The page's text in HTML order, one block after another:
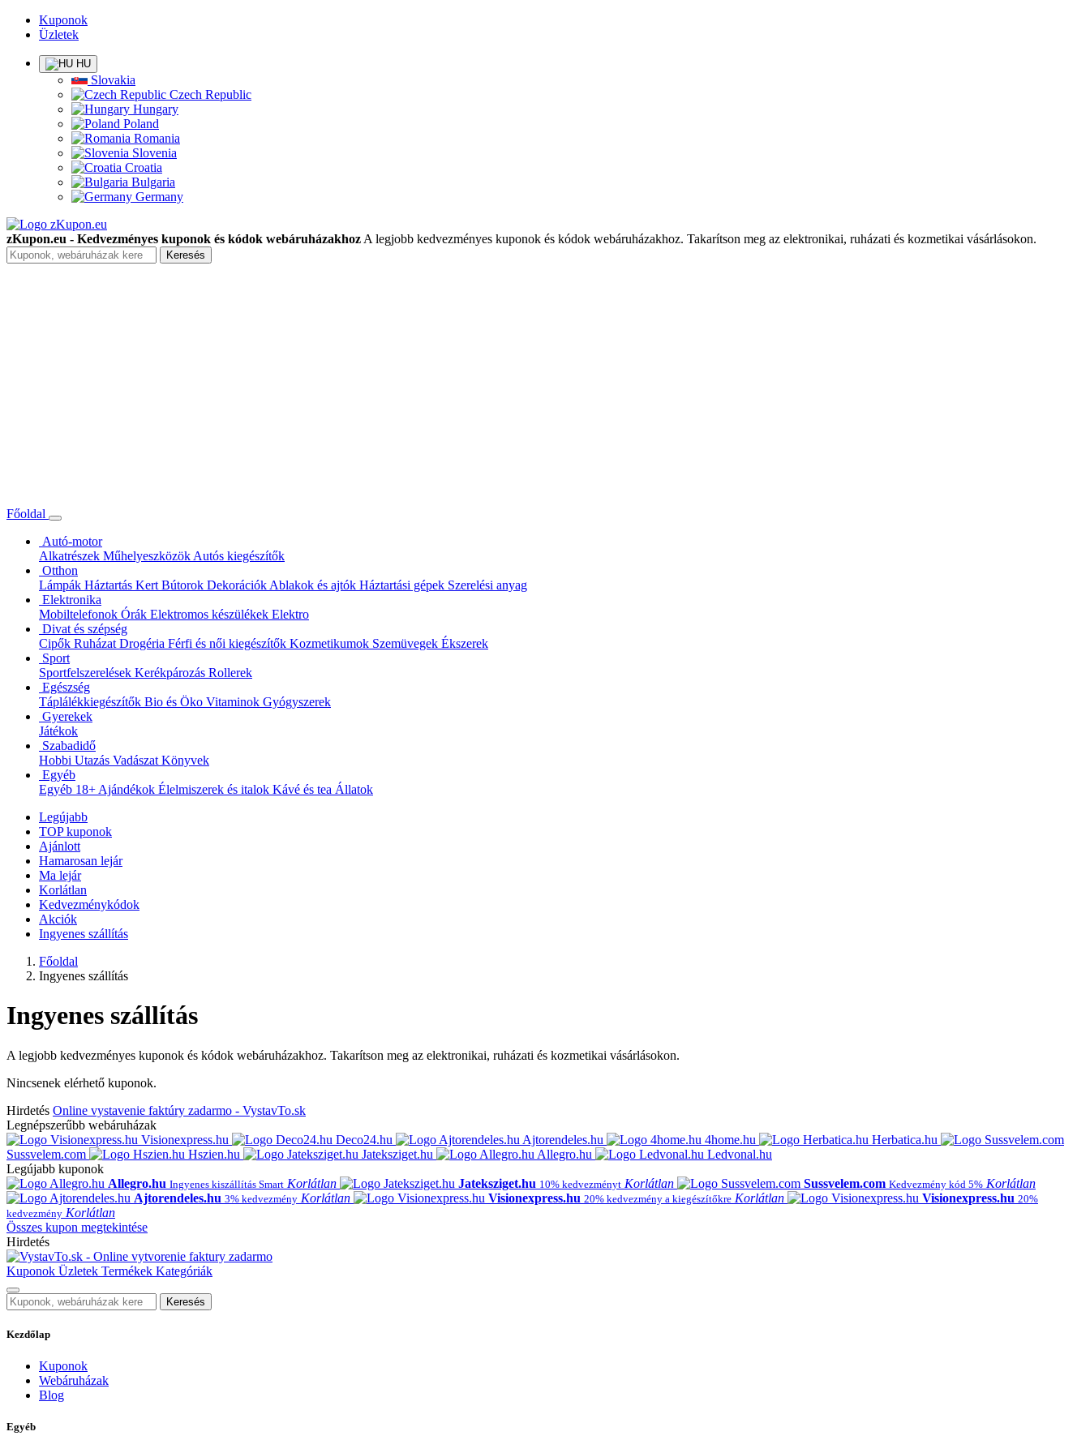
Kuponok
Üzletek
HU
Slovakia
Czech Republic
Hungary
Poland
Romania
Slovenia
Croatia
Bulgaria
Germany
zKupon.eu - Kedvezményes kuponok és kódok webáruházakhoz A legjobb kedvezményes kuponok és kódok webáruházakhoz. Takarítson meg az elektronikai, ruházati és kozmetikai vásárlásokon.
Keresés
Főoldal
Autó-motor
Alkatrészek Műhelyeszközök Autós kiegészítők
Otthon
Lámpák Háztartás Kert Bútorok Dekorációk Ablakok és ajtók Háztartási gépek Szerelési anyag
Elektronika
Mobiltelefonok Órák Elektromos készülékek Elektro
Divat és szépség
Cipők Ruházat Drogéria Férfi és női kiegészítők Kozmetikumok Szemüvegek Ékszerek
Sport
Sportfelszerelések Kerékpározás Rollerek
Egészség
Táplálékkiegészítők Bio és Öko Vitaminok Gyógyszerek
Gyerekek
Játékok
Szabadidő
Hobbi Utazás Vadászat Könyvek
Egyéb
Egyéb 18+ Ajándékok Élelmiszerek és italok Kávé és tea Állatok
Legújabb
TOP kuponok
Ajánlott
Hamarosan lejár
Ma lejár
Korlátlan
Kedvezménykódok
Akciók
Ingyenes szállítás
Főoldal
Ingyenes szállítás
Ingyenes szállítás
A legjobb kedvezményes kuponok és kódok webáruházakhoz. Takarítson meg az elektronikai, ruházati és kozmetikai vásárlásokon.
Nincsenek elérhető kuponok.
Hirdetés Online vystavenie faktúry zadarmo - VystavTo.sk
Legnépszerűbb webáruházak
Visionexpress.hu
Deco24.hu Ajtorendeles.hu 4home.hu
Herbatica.hu
Sussvelem.com
Hszien.hu Jateksziget.hu Allegro.hu
Ledvonal.hu
Legújabb kuponok
Allegro.hu Ingyenes kiszállítás Smart Korlátlan Jateksziget.hu 10% kedvezményt Korlátlan Sussvelem.com Kedvezmény kód 5% Korlátlan
Ajtorendeles.hu 3% kedvezmény Korlátlan Visionexpress.hu 20% kedvezmény a kiegészítőkre Korlátlan Visionexpress.hu 20%
kedvezmény Korlátlan
Összes kupon megtekintése
Hirdetés
Kuponok Üzletek Termékek Kategóriák
Keresés
Kezdőlap
Kuponok
Webáruházak
Blog
Egyéb